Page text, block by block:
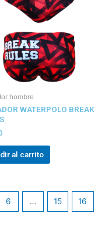
hombre
WATERPOLO BREAK
al carrito
6 … 15 16